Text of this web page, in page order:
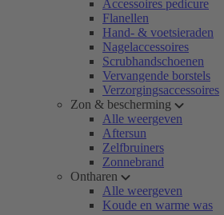
Accessoires pedicure
Flanellen
Hand- & voetsieraden
Nagelaccessoires
Scrubhandschoenen
Vervangende borstels
Verzorgingsaccessoires
Zon & bescherming
Alle weergeven
Aftersun
Zelfbruiners
Zonnebrand
Ontharen
Alle weergeven
Koude en warme was